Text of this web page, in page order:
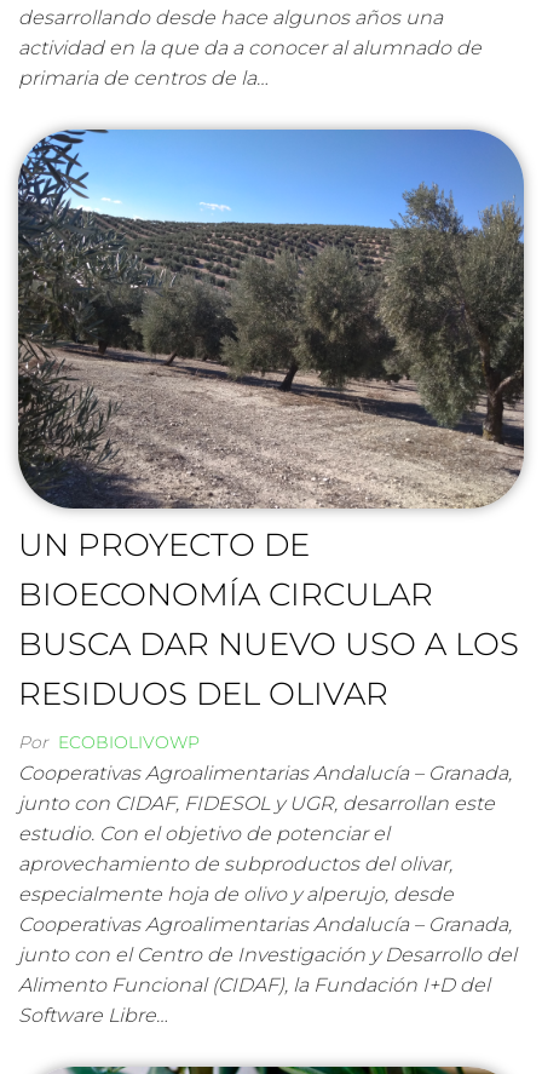
desarrollando desde hace algunos años una
actividad en la que da a conocer al alumnado de
primaria de centros de la…
UN PROYECTO DE
BIOECONOMÍA CIRCULAR
BUSCA DAR NUEVO USO A LOS
RESIDUOS DEL OLIVAR
Por ECOBIOLIVOWP
Cooperativas Agroalimentarias Andalucía – Granada,
junto con CIDAF, FIDESOL y UGR, desarrollan este
estudio. Con el objetivo de potenciar el
aprovechamiento de subproductos del olivar,
especialmente hoja de olivo y alperujo, desde
Cooperativas Agroalimentarias Andalucía – Granada,
junto con el Centro de Investigación y Desarrollo del
Alimento Funcional (CIDAF), la Fundación I+D del
Software Libre…